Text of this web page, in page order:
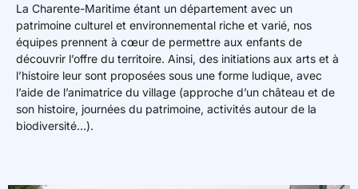
La Charente-Maritime étant un département avec un
patrimoine culturel et environnemental riche et varié, nos
équipes prennent à cœur de permettre aux enfants de
découvrir l’offre du territoire. Ainsi, des initiations aux arts et à
l’histoire leur sont proposées sous une forme ludique, avec
l’aide de l’animatrice du village (approche d’un château et de
son histoire, journées du patrimoine, activités autour de la
biodiversité…).